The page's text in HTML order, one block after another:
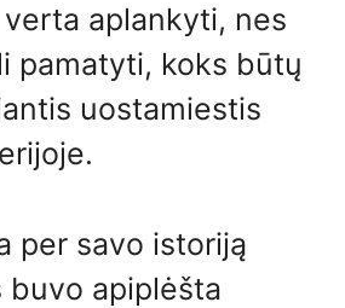
aplankyti, nes
pamatyti, koks būtų
uostamiestis
per savo istoriją
buvo apiplėšta